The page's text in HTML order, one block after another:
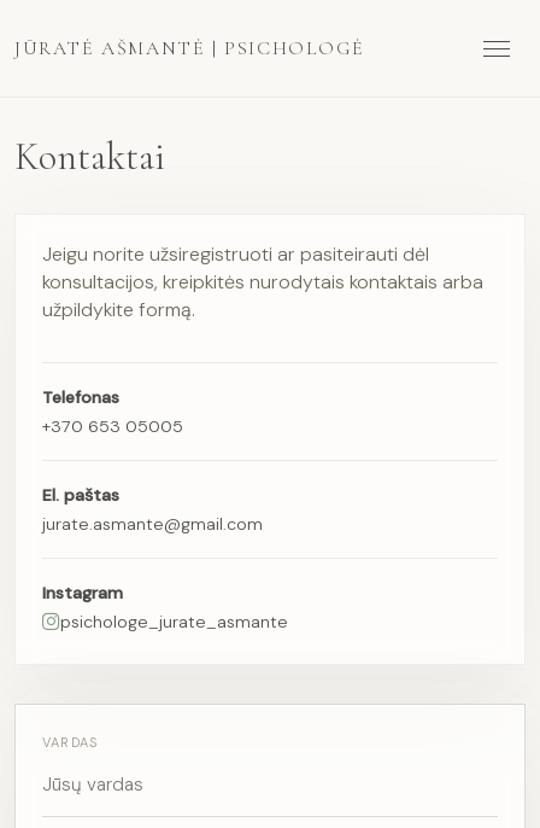
JŪRATĖ AŠMANTĖ | PSICHOLOGĖ
Kontaktai
Jeigu norite užsiregistruoti ar pasiteirauti dėl
konsultacijos, kreipkitės nurodytais kontaktais arba
užpildykite formą.
Telefonas
+370 653 05005
El. paštas
jurate.asmante@gmail.com
Instagram
psichologe_jurate_asmante
VARDAS